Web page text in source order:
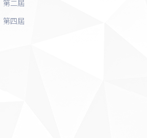
第二屆
第四屆